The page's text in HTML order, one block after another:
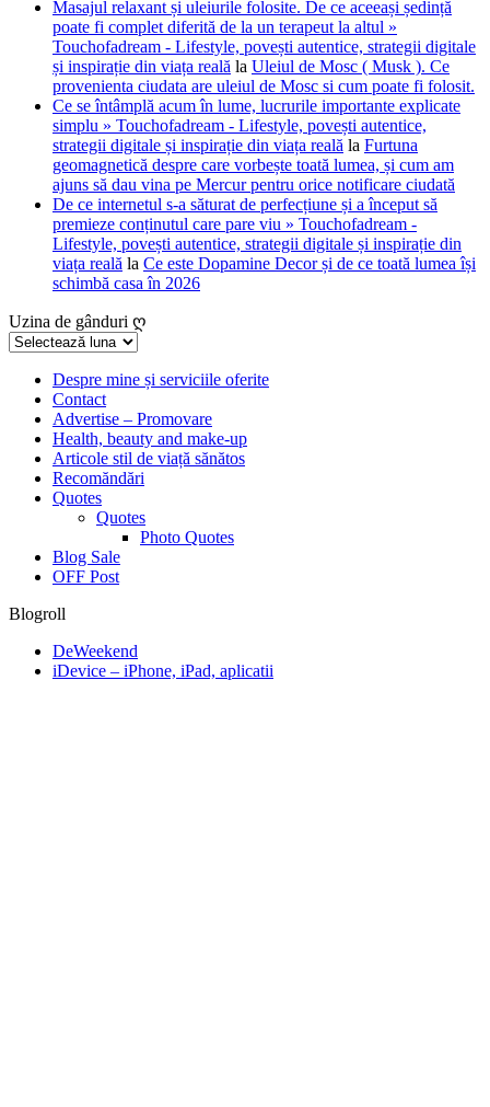
Masajul relaxant și uleiurile folosite. De ce aceeași ședință
poate fi complet diferită de la un terapeut la altul »
Touchofadream - Lifestyle, povești autentice, strategii digitale
și inspirație din viața reală la Uleiul de Mosc ( Musk ). Ce
provenienta ciudata are uleiul de Mosc si cum poate fi folosit.
Ce se întâmplă acum în lume, lucrurile importante explicate
simplu » Touchofadream - Lifestyle, povești autentice,
strategii digitale și inspirație din viața reală la Furtuna
geomagnetică despre care vorbește toată lumea, și cum am
ajuns să dau vina pe Mercur pentru orice notificare ciudată
De ce internetul s-a săturat de perfecțiune și a început să
premieze conținutul care pare viu » Touchofadream -
Lifestyle, povești autentice, strategii digitale și inspirație din
viața reală la Ce este Dopamine Decor și de ce toată lumea își
schimbă casa în 2026
Uzina de gânduri ღ
Uzina
gânduriDespre mine și serviciile oferite
Contact
Advertise – Promovare
Health, beauty and make-up
Articole stil de viață sănătos
Recomăndări
Quotes
Quotes
Photo Quotes
Blog Sale
OFF Post
Blogroll
DeWeekend
iDevice – iPhone, iPad, aplicatii